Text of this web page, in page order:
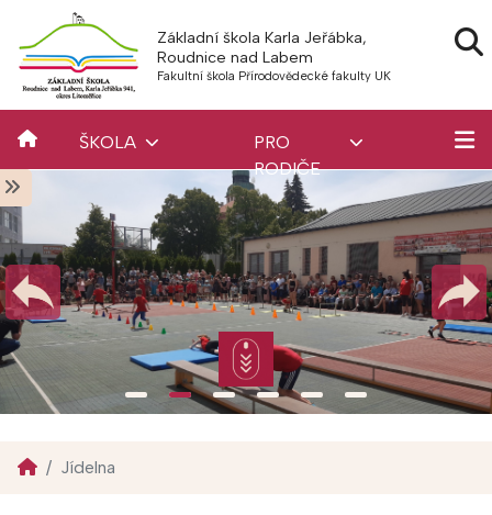
Základní škola Karla Jeřábka,
Roudnice nad Labem
Fakultní škola Přírodovědecké fakulty UK
ŠKOLA
PRO
RODIČE
Jídelna